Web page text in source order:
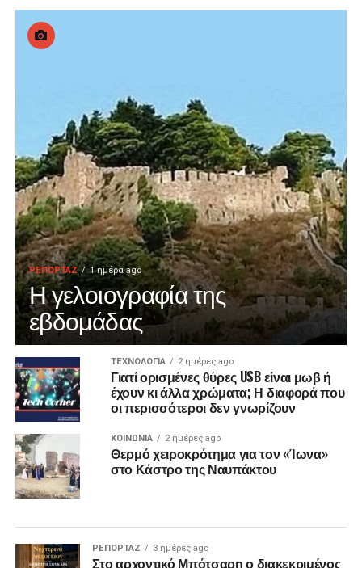
ΡΕΠΟΡΤΑΖ 1 ημέρα ago
Η γελοιογραφία της
εβδομάδας
ΤΕΧΝΟΛΟΓΙΑ 2 ημέρες ago
Γιατί ορισμένες θύρες USB είναι μωβ ή
έχουν κι άλλα χρώματα; Η διαφορά που
οι περισσότεροι δεν γνωρίζουν
ΚΟΙΝΩΝΙΑ 2 ημέρες ago
Θερμό χειροκρότημα για τον «Ίωνα»
στο Κάστρο της Ναυπάκτου
ΡΕΠΟΡΤΑΖ 3 ημέρες ago
Στο αρχοντικό Μπότσαρη ο διακεκριμένος